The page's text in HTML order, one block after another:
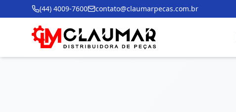
(44) 4009-7600 contato@claumarpecas.com.br